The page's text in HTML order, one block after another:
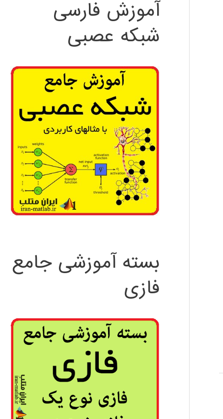
آموزش فارسی
شبکه عصبی
بسته آموزشی جامع
فازی